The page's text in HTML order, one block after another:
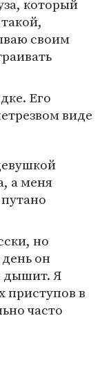
который
своим
Его
виде
а меня
но
он
дышит. Я
приступов в
часто